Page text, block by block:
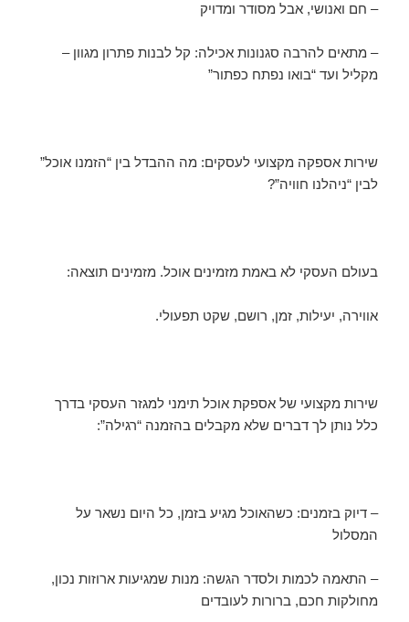
– חם ואנושי, אבל מסודר ומדויק
– מתאים להרבה סגנונות אכילה: קל לבנות פתרון מגוון –
מקליל ועד “בואו נפתח כפתור”
שירות אספקה מקצועי לעסקים: מה ההבדל בין “הזמנו אוכל”
לבין “ניהלנו חוויה”?
בעולם העסקי לא באמת מזמינים אוכל. מזמינים תוצאה:
אווירה, יעילות, זמן, רושם, שקט תפעולי.
שירות מקצועי של אספקת אוכל תימני למגזר העסקי בדרך
כלל נותן לך דברים שלא מקבלים בהזמנה “רגילה”:
– דיוק בזמנים: כשהאוכל מגיע בזמן, כל היום נשאר על
המסלול
– התאמה לכמות ולסדר הגשה: מנות שמגיעות ארוזות נכון,
מחולקות חכם, ברורות לעובדים